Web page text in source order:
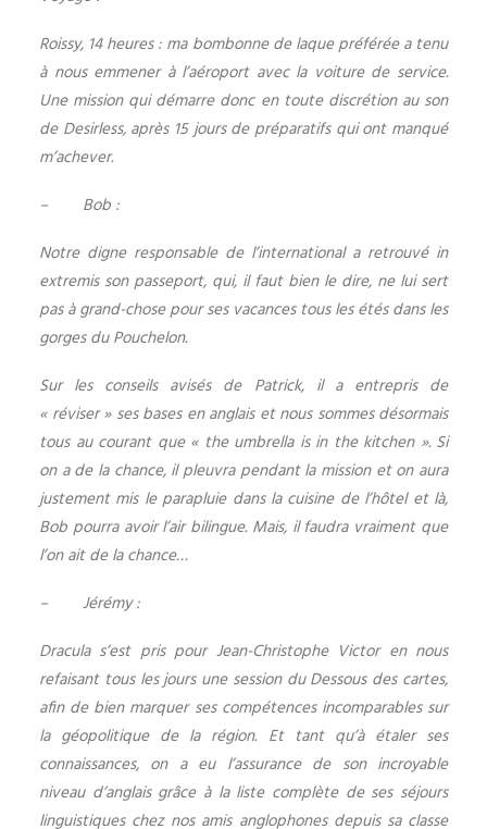
Roissy, 14 heures : ma bombonne de laque préférée a tenu
à nous emmener à l’aéroport avec la voiture de service.
Une mission qui démarre donc en toute discrétion au son
de Desirless, après 15 jours de préparatifs qui ont manqué
m’achever.
– Bob :
Notre digne responsable de l’international a retrouvé in
extremis son passeport, qui, il faut bien le dire, ne lui sert
pas à grand-chose pour ses vacances tous les étés dans les
gorges du Pouchelon.
Sur les conseils avisés de Patrick, il a entrepris de
« réviser » ses bases en anglais et nous sommes désormais
tous au courant que « the umbrella is in the kitchen ». Si
on a de la chance, il pleuvra pendant la mission et on aura
justement mis le parapluie dans la cuisine de l’hôtel et là,
Bob pourra avoir l’air bilingue. Mais, il faudra vraiment que
l’on ait de la chance…
– Jérémy :
Dracula s’est pris pour Jean-Christophe Victor en nous
refaisant tous les jours une session du Dessous des cartes,
afin de bien marquer ses compétences incomparables sur
la géopolitique de la région. Et tant qu’à étaler ses
connaissances, on a eu l’assurance de son incroyable
niveau d’anglais grâce à la liste complète de ses séjours
linguistiques chez nos amis anglophones depuis sa classe